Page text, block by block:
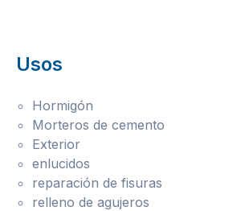
Usos
Hormigón
Morteros de cemento
Exterior
enlucidos
reparación de fisuras
relleno de agujeros